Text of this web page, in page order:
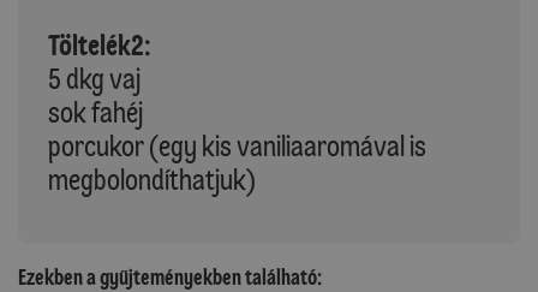
Töltelék2:
5 dkg vaj
sok fahéj
porcukor (egy kis vaniliaaromával is
megbolondíthatjuk)
Ezekben a gyűjteményekben található: